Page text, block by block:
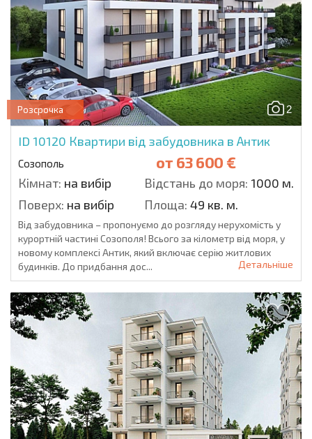
2
Розсрочка
ID 10120 Квартири від забудовника в Антик
Созополь от 63 600 €
Кімнат: на вибір Відстань до моря: 1000 м.
Поверх: на вибір Площа: 49 кв. м.
Від забудовника – пропонуємо до розгляду нерухомість у
курортній частині Созополя! Всього за кілометр від моря, у
новому комплексі Антик, який включає серію житлових
будинків. До придбання дос...
Детальніше